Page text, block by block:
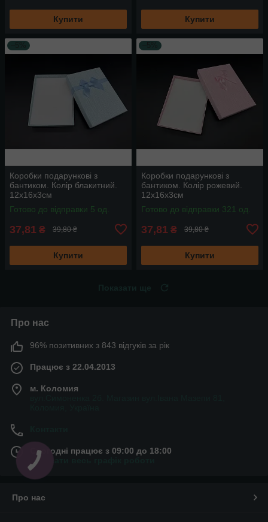
Купити Купити
Коробки подарункові з
бантиком. Колір блакитний.
12х16х3см
Готово до відправки 5 од.
37,81 ₴ 39,80 ₴
Купити
Коробки подарункові з
бантиком. Колір рожевий.
12х16х3см
Готово до відправки 321 од.
37,81 ₴ 39,80 ₴
Купити
Про нас
96% позитивних з 843 відгуків за рік
Працює з 22.04.2013
м. Коломия
Сьогодні працює з 09:00 до 18:00
Показати весь графік роботи
Про нас